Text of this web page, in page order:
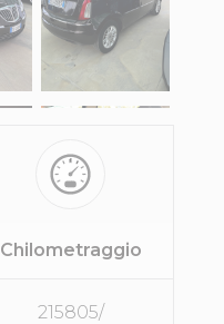
Chilometraggio
215805/